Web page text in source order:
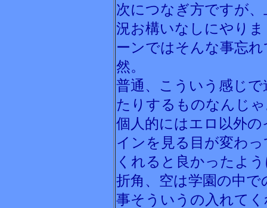
次につなぎ方ですが
況お構いなしにやり
ーンではそんな事忘
然。
普通、こういう感じ
たりするものなんじ
個人的にはエロ以外
インを見る目が変わ
くれると良かったよ
折角、空は学園の中
事そういうの入れて